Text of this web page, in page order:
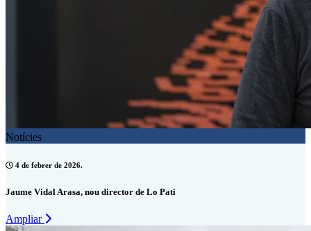
Notícies
4 de febrer de 2026.
Jaume Vidal Arasa, nou director de Lo Pati
Ampliar